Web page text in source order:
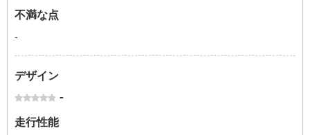
不満な点
-
デザイン
-
走行性能